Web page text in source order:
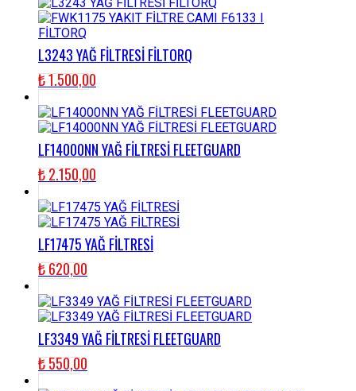
L3243 YAĞ FİLTRESİ FİLTORQ
₺1.500,00
LF14000NN YAĞ FİLTRESİ FLEETGUARD
₺2.150,00
LF17475 YAĞ FİLTRESİ
₺620,00
LF3349 YAĞ FİLTRESİ FLEETGUARD
₺550,00